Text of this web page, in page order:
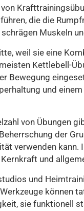
die die
Muskeln
weil sie eine
Kettlebell-
Bewegung
und
von Übungen
der
verwenden
und
und
können
sie funktionell